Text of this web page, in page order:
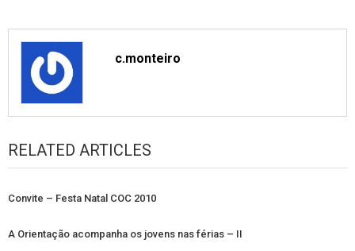
c.monteiro
RELATED ARTICLES
Convite – Festa Natal COC 2010
A Orientação acompanha os jovens nas férias – II